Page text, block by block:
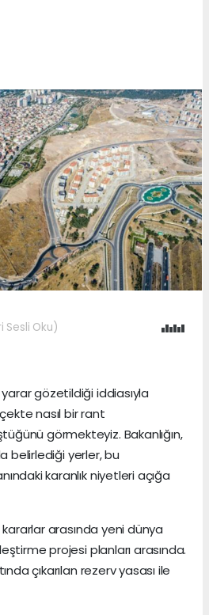
Sesli Oku)
gözetildiği iddiasıyla
nasıl bir rant
görmekteyiz. Bakanlığın,
belirlediği yerler, bu
karanlık niyetleri açığa
arasında yeni dünya
projesi planları arasında.
çıkarılan rezerv yasası ile